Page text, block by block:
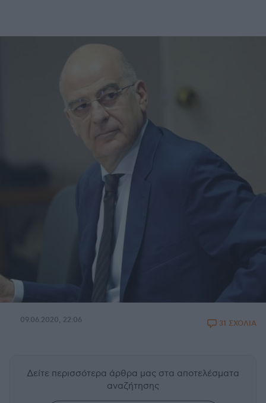
09.06.2020, 22:06 31 ΣΧΟΛΙΑ
Δείτε περισσότερα άρθρα μας στα αποτελέσματα
αναζήτησης